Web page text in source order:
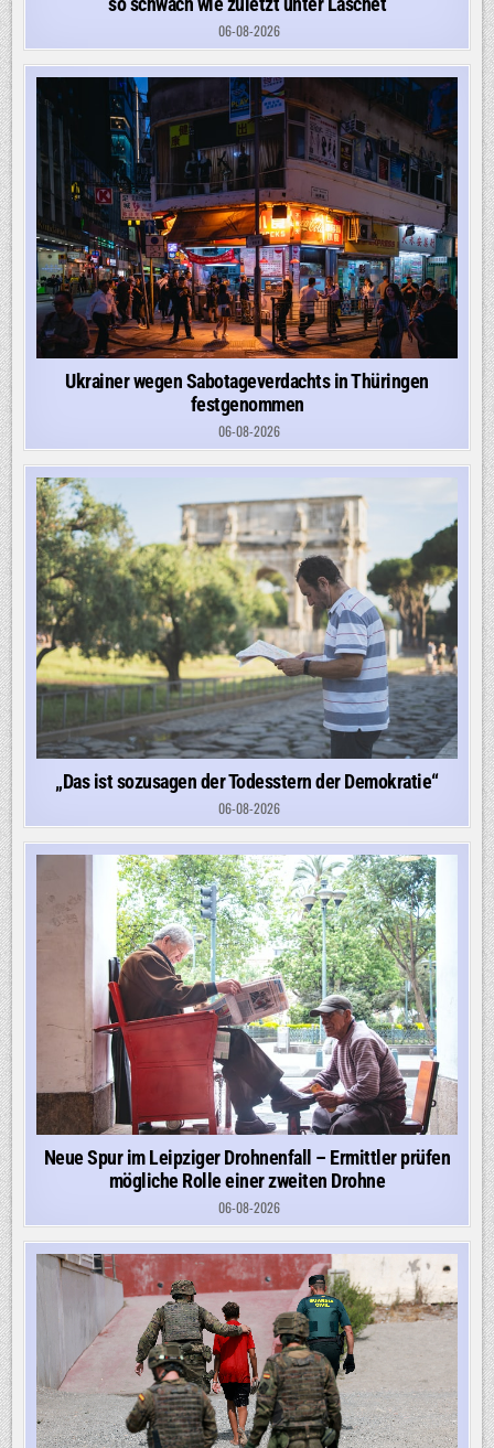
06-08-2026
Ukrainer wegen Sabotageverdachts in Thüringen
festgenommen
06-08-2026
„Das ist sozusagen der Todesstern der Demokratie“
06-08-2026
Neue Spur im Leipziger Drohnenfall – Ermittler prüfen
mögliche Rolle einer zweiten Drohne
06-08-2026